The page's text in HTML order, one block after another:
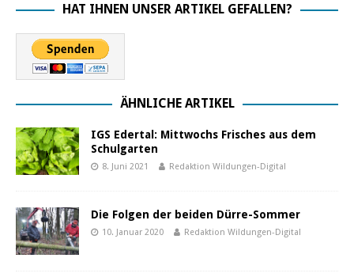
HAT IHNEN UNSER ARTIKEL GEFALLEN?
ÄHNLICHE ARTIKEL
IGS Edertal: Mittwochs Frisches aus dem
Schulgarten
8. Juni 2021 Redaktion Wildungen-Digital
Die Folgen der beiden Dürre-Sommer
10. Januar 2020 Redaktion Wildungen-Digital